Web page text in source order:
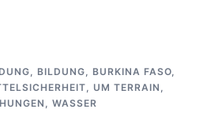
, BILDUNG, BURKINA FASO,
, UM TERRAIN ,
, WASSER